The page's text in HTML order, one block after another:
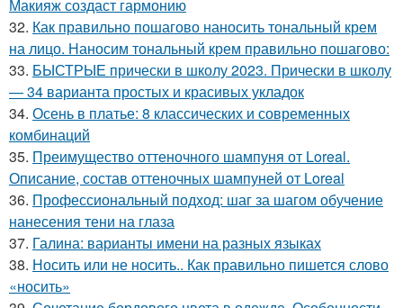
Макияж создаст гармонию
32. Как правильно пошагово наносить тональный крем
на лицо. Наносим тональный крем правильно пошагово:
33. БЫСТРЫЕ прически в школу 2023. Прически в школу
— 34 варианта простых и красивых укладок
34. Осень в платье: 8 классических и современных
комбинаций
35. Преимущество оттеночного шампуня от Loreal.
Описание, состав оттеночных шампуней от Loreal
36. Профессиональный подход: шаг за шагом обучение
нанесения тени на глаза
37. Галина: варианты имени на разных языках
38. Носить или не носить.. Как правильно пишется слово
«носить»